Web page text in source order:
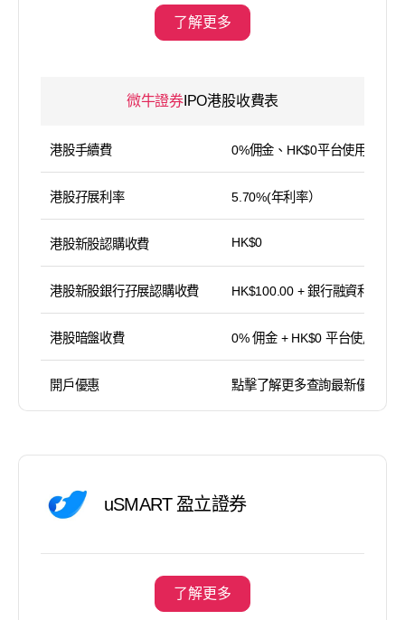
了解更多
微牛證券IPO港股收費表
港股手續費 0%佣金、HK$0平台使用費
港股孖展利率 5.70%(年利率）
港股新股認購收費 HK$0
港股新股銀行孖展認購收費 HK$100.00 + 銀行融資利息
港股暗盤收費 0% 佣金 + HK$0 平台使用費
開戶優惠 點擊了解更多查詢最新優惠
uSMART 盈立證券
了解更多